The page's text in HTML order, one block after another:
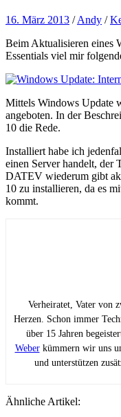
16. März 2013 /Andy /
Beim Aktualisieren eines
Essentials viel mir
Mittels Windows Update
angeboten. In der
10 die Rede.
Installiert habe ich
einen Server handelt,
DATEV wiederum gibt
10 zu installieren, da es
kommt.
Verheiratet, Vater von
Herzen. Schon immer
über 15 Jahren
Weberkümmern wir uns
und unterstützen
Ähnliche Artikel: